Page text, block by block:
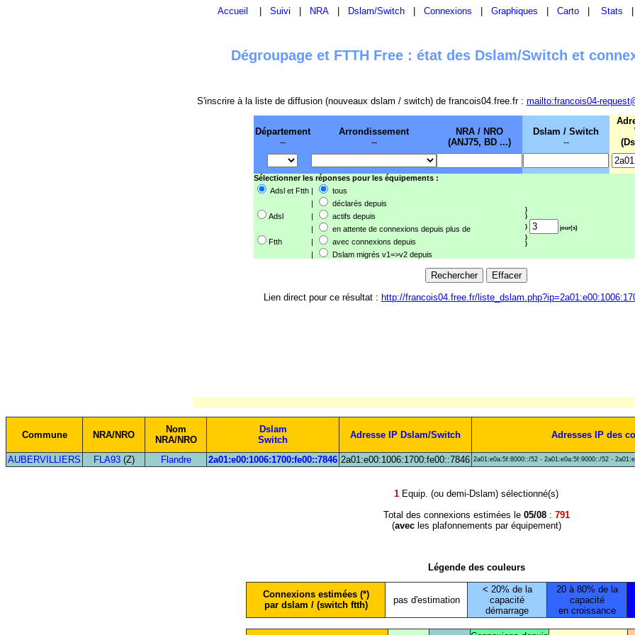
Accueil Suivi NRA Dslam/Switch Connexions Graphiques Carto Stats
Dégroupage et FTTH Free : état des Dslam/Switch et
S'inscrire à la liste de diffusion (nouveaux dslam / switch) de francois04.free.fr : mailto:francois04-
Département
--
Arrondissement
--
NRA / NRO
(ANJ75, BD ...)
Dslam / Switch
--
Sélectionner les réponses pour les équipements :
Adsl et Ftth |
tous
|
déclarés depuis
}
}
}
jour(s)
}
}
Adsl |
actifs depuis
|
en attente de connexions depuis plus de
Ftth
|
avec connexions depuis
|
Dslam migrés v1=>v2 depuis
Lien direct pour ce résultat : http://francois04.free.fr/
Commune NRA/NRO
Nom
NRA/NRO
Dslam
Switch
Adresse IP Dslam/Switch Adresses IP des
AUBERVILLIERS
FLA93(Z) Flandre 2a01:e00:1006:1700:fe00::7846 2a01:e00:1006:1700:fe00::7846 2a01:e0a:5f:8000::/52 - 2a01:e0a:5f:9000::/52 -
1 Equip. (ou demi-Dslam) sélectionné(s)
Total des connexions estimées le 05/08: 791
(avecles plafonnements par équipement)
Légende des couleurs
Connexions estimées (*)
par dslam / (switch ftth)
pas d'estimation
< 20% de la
capacité
démarrage
20 à 80% de la
capacité
en croissance